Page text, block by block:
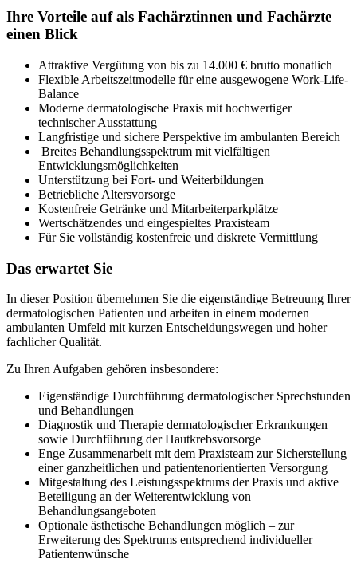
Ihre Vorteile auf als Fachärztinnen und Fachärzte
einen Blick
Attraktive Vergütung von bis zu 14.000 € brutto monatlich
Flexible Arbeitszeitmodelle für eine ausgewogene Work-Life-
Balance
Moderne dermatologische Praxis mit hochwertiger
technischer Ausstattung
Langfristige und sichere Perspektive im ambulanten Bereich
Breites Behandlungsspektrum mit vielfältigen
Entwicklungsmöglichkeiten
Unterstützung bei Fort- und Weiterbildungen
Betriebliche Altersvorsorge
Kostenfreie Getränke und Mitarbeiterparkplätze
Wertschätzendes und eingespieltes Praxisteam
Für Sie vollständig kostenfreie und diskrete Vermittlung
Das erwartet Sie
In dieser Position übernehmen Sie die eigenständige Betreuung Ihrer
dermatologischen Patienten und arbeiten in einem modernen
ambulanten Umfeld mit kurzen Entscheidungswegen und hoher
fachlicher Qualität.
Zu Ihren Aufgaben gehören insbesondere:
Eigenständige Durchführung dermatologischer Sprechstunden
und Behandlungen
Diagnostik und Therapie dermatologischer Erkrankungen
sowie Durchführung der Hautkrebsvorsorge
Enge Zusammenarbeit mit dem Praxisteam zur Sicherstellung
einer ganzheitlichen und patientenorientierten Versorgung
Mitgestaltung des Leistungsspektrums der Praxis und aktive
Beteiligung an der Weiterentwicklung von
Behandlungsangeboten
Optionale ästhetische Behandlungen möglich – zur
Erweiterung des Spektrums entsprechend individueller
Patientenwünsche